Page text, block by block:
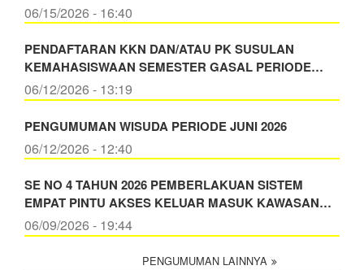
06/15/2026 - 16:40
PENDAFTARAN KKN DAN/ATAU PK SUSULAN
KEMAHASISWAAN SEMESTER GASAL PERIODE…
06/12/2026 - 13:19
PENGUMUMAN WISUDA PERIODE JUNI 2026
06/12/2026 - 12:40
SE NO 4 TAHUN 2026 PEMBERLAKUAN SISTEM
EMPAT PINTU AKSES KELUAR MASUK KAWASAN…
06/09/2026 - 19:44
PENGUMUMAN LAINNYA